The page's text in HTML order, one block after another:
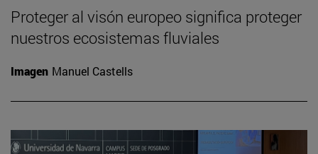
Proteger al visón europeo significa proteger
nuestros ecosistemas fluviales
Imagen Manuel Castells